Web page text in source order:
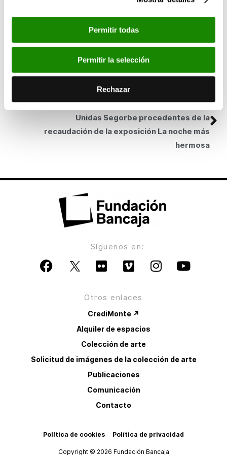
Permitir todas
Permitir la selección
Rechazar
Fundación Bancaja entrega 500 euros a Manos
Unidas Segorbe procedentes de la
recaudación de la exposición La noche más
hermosa
Fundación Bancaja acoge mañana una mesa
redonda sobre la relación entre la música pop y
Síguenos en:
Otros enlaces
CrediMonte ↗
Alquiler de espacios
Colección de arte
Solicitud de imágenes de la colección de arte
Publicaciones
Comunicación
Contacto
Política de cookies Política de privacidad
Copyright © 2026 Fundación Bancaja